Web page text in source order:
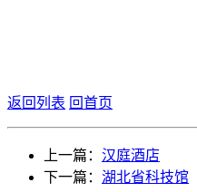
返回列表 回首页
上一篇： 汉庭酒店
下一篇： 湖北省科技馆